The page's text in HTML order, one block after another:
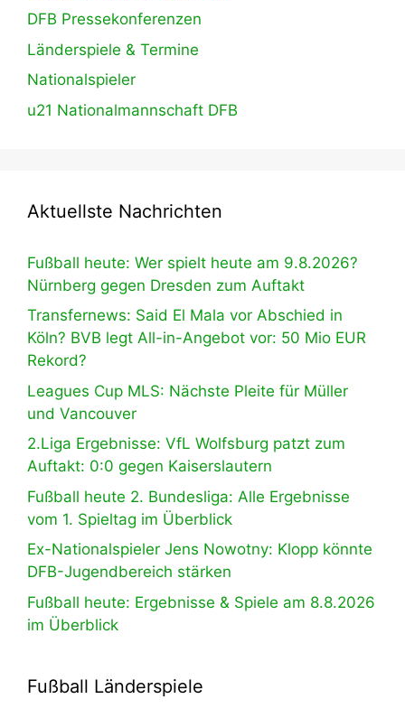
DFB Pressekonferenzen
Länderspiele & Termine
Nationalspieler
u21 Nationalmannschaft DFB
Aktuellste Nachrichten
Fußball heute: Wer spielt heute am 9.8.2026?
Nürnberg gegen Dresden zum Auftakt
Transfernews: Said El Mala vor Abschied in
Köln? BVB legt All-in-Angebot vor: 50 Mio EUR
Rekord?
Leagues Cup MLS: Nächste Pleite für Müller
und Vancouver
2.Liga Ergebnisse: VfL Wolfsburg patzt zum
Auftakt: 0:0 gegen Kaiserslautern
Fußball heute 2. Bundesliga: Alle Ergebnisse
vom 1. Spieltag im Überblick
Ex-Nationalspieler Jens Nowotny: Klopp könnte
DFB-Jugendbereich stärken
Fußball heute: Ergebnisse & Spiele am 8.8.2026
im Überblick
Fußball Länderspiele